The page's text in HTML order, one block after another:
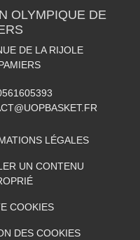
OLYMPIQUE DE
DE LA RIJOLE
LÉGALES
UN CONTENU
COOKIES
DES COOKIES